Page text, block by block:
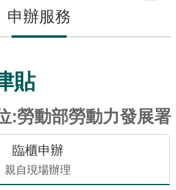
申辦服務
貼
:勞動部勞動力發展署
臨櫃申辦
親自現場辦理